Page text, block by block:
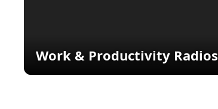
Work & Productivity Radios